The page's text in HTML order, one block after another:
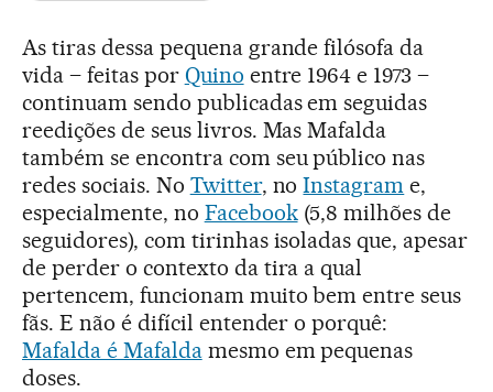
As tiras dessa pequena grande filósofa da
vida – feitas por Quino entre 1964 e 1973 –
continuam sendo publicadas em seguidas
reedições de seus livros. Mas Mafalda
também se encontra com seu público nas
redes sociais. No Twitter, noInstagram e,
especialmente, no Facebook(5,8 milhões de
seguidores), com tirinhas isoladas que, apesar
de perder o contexto da tira a qual
pertencem, funcionam muito bem entre seus
fãs. E não é difícil entender o porquê:
Mafalda é Mafaldamesmo em pequenas
doses.